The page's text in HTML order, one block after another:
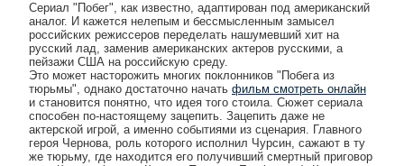
Сериал "Побег", как известно, адаптирован под американский
аналог. И кажется нелепым и бессмысленным замысел
российских режиссеров переделать нашумевший хит на
русский лад, заменив американских актеров русскими, а
пейзажи США на российскую среду.
Это может насторожить многих поклонников "Побега из
тюрьмы", однако достаточно начать фильм смотреть онлайн
и становится понятно, что идея того стоила. Сюжет сериала
способен по-настоящему зацепить. Зацепить даже не
актерской игрой, а именно событиями из сценария. Главного
героя Чернова, роль которого исполнил Чурсин, сажают в ту
же тюрьму, где находится его получивший смертный приговор